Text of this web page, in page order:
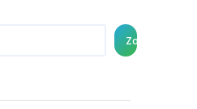
Zoeken